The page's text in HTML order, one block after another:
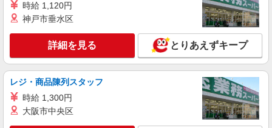
アルバイト パート
日研トータルソーシング株式会社 メディカルケア事業部/松本オフィ
ス【看護助手】
看護助手（ナースエイド）
時給1,300円 ★週払いOK（規定あり） ※給与
キープ 詳細を見る
時給 1,120円
神戸市垂水区
詳細を見る とりあえずキープ
レジ・商品陳列スタッフ
時給 1,300円
大阪市中央区